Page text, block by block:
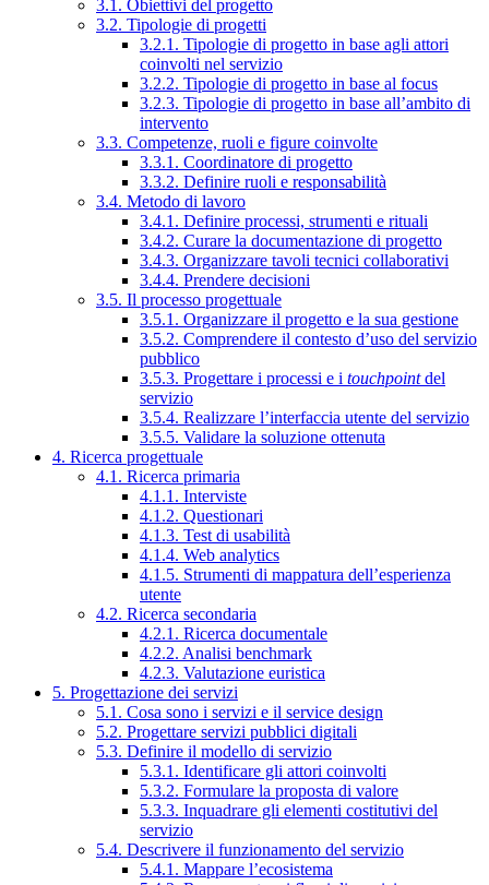
3.1. Obiettivi del progetto
3.2. Tipologie di progetti
3.2.1. Tipologie di progetto in base agli attori
coinvolti nel servizio
3.2.2. Tipologie di progetto in base al focus
3.2.3. Tipologie di progetto in base all’ambito di
intervento
3.3. Competenze, ruoli e figure coinvolte
3.3.1. Coordinatore di progetto
3.3.2. Definire ruoli e responsabilità
3.4. Metodo di lavoro
3.4.1. Definire processi, strumenti e rituali
3.4.2. Curare la documentazione di progetto
3.4.3. Organizzare tavoli tecnici collaborativi
3.4.4. Prendere decisioni
3.5. Il processo progettuale
3.5.1. Organizzare il progetto e la sua gestione
3.5.2. Comprendere il contesto d’uso del servizio
pubblico
3.5.3. Progettare i processi e i touchpointdel
servizio
3.5.4. Realizzare l’interfaccia utente del servizio
3.5.5. Validare la soluzione ottenuta
4. Ricerca progettuale
4.1. Ricerca primaria
4.1.1. Interviste
4.1.2. Questionari
4.1.3. Test di usabilità
4.1.4. Web analytics
4.1.5. Strumenti di mappatura dell’esperienza
utente
4.2. Ricerca secondaria
4.2.1. Ricerca documentale
4.2.2. Analisi benchmark
4.2.3. Valutazione euristica
5. Progettazione dei servizi
5.1. Cosa sono i servizi e il service design
5.2. Progettare servizi pubblici digitali
5.3. Definire il modello di servizio
5.3.1. Identificare gli attori coinvolti
5.3.2. Formulare la proposta di valore
5.3.3. Inquadrare gli elementi costitutivi del
servizio
5.4. Descrivere il funzionamento del servizio
5.4.1. Mappare l’ecosistema